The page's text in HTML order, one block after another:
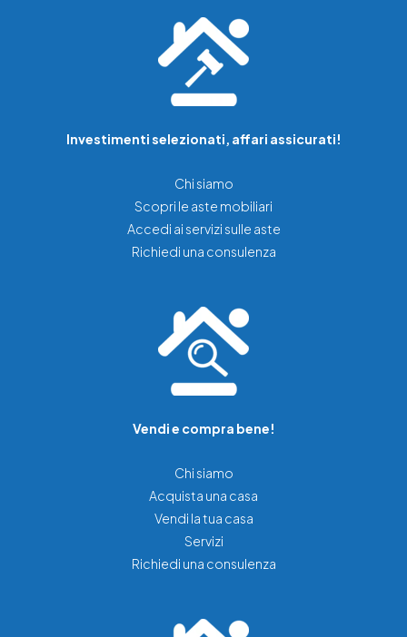
Investimenti selezionati, affari assicurati!
Chi siamo
Scopri le aste mobiliari
Accedi ai servizi sulle aste
Richiedi una consulenza
Vendi e compra bene!
Chi siamo
Acquista una casa
Vendi la tua casa
Servizi
Richiedi una consulenza